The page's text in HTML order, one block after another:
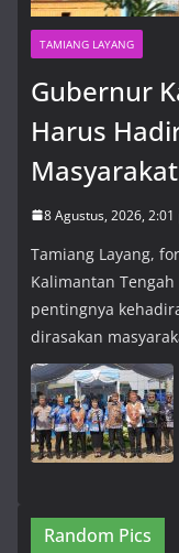
TAMIANG LAYANG
Gubernur
Harus
8 Agustus, 2026, 2:01
Tamiang Layang,
Kalimantan
pentingnya
dirasakan
Random Pics